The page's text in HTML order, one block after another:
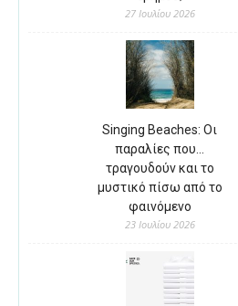
27 Ιουλίου 2026
Singing Beaches: Οι
παραλίες που…
τραγουδούν και το
μυστικό πίσω από το
φαινόμενο
23 Ιουλίου 2026